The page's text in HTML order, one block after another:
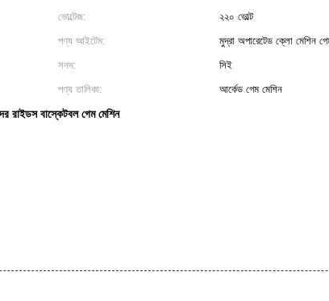
ভোল্টেজ:
২২০ ভোল্ট
পণ্য আইটেম:
মুদ্রা অপারেটেড ক্লো মেশিন
সনদ:
সিই
পণ্য তালিকা:
আর্কেড গেম মেশিন
রাইডস বাস্কেটবল গেম মেশিন